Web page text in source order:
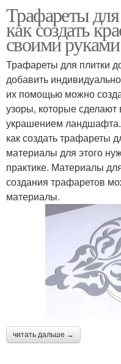
Трафареты
как создать
своими руками
Трафареты для плитки
добавить
их помощью можно
узоры, которые
украшением
как создать трафареты
материалы для этого
практике. Материалы
создания трафаретов
материалы.
читать дальше →